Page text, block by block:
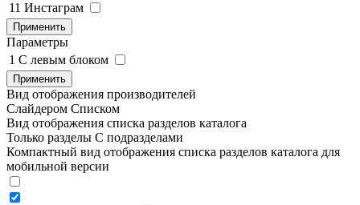
11 Инстаграм
Применить
Параметры
1 C левым блоком
Применить
Вид отображения производителей
Слайдером Списком
Вид отображения списка разделов каталога
Только разделы С подразделами
Компактный вид отображения списка разделов каталога для
мобильной версии